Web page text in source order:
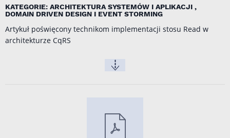
KATEGORIE: ARCHITEKTURA SYSTEMÓW I APLIKACJI ,
DOMAIN DRIVEN DESIGN I EVENT STORMING
Artykuł poświęcony technikom implementacji stosu Read w
architekturze CqRS